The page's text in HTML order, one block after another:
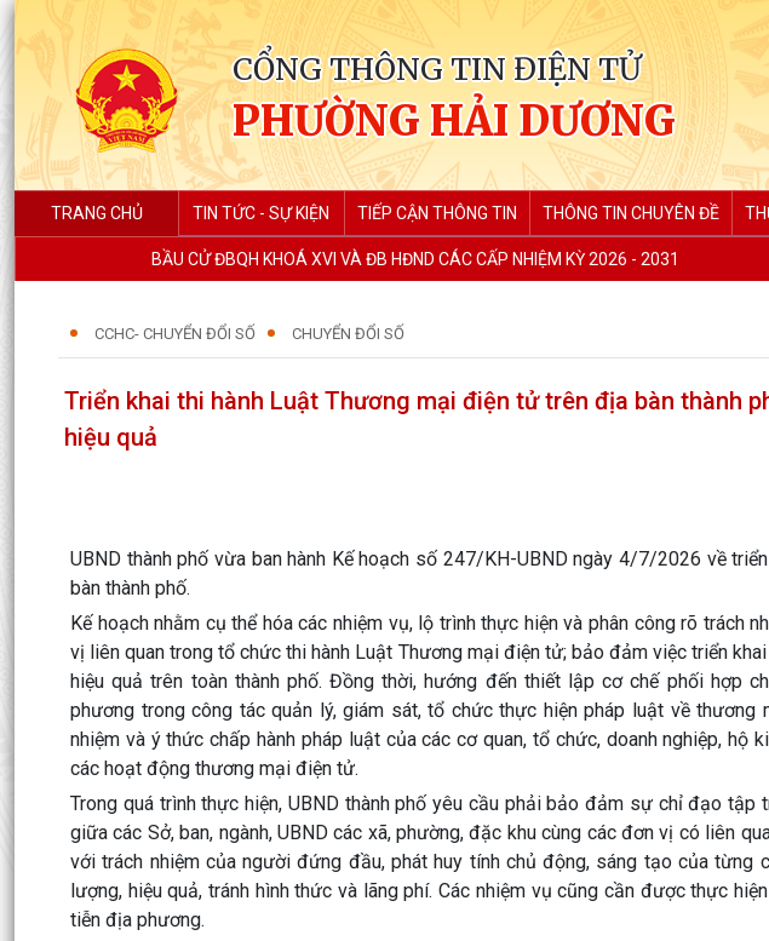
CỔNG THÔNG TIN ĐIỆN TỬ
PHƯỜNG HẢI DƯƠNG
TRANG CHỦ TIN TỨC - SỰ KIỆN TIẾP CẬN THÔNG TIN THÔNG TIN CHUYÊN ĐỀ
BẦU CỬ ĐBQH KHOÁ XVI VÀ ĐB HĐND CÁC CẤP NHIỆM KỲ 2026 - 2031
CCHC- CHUYỂN ĐỔI SỐ CHUYỂN ĐỔI SỐ
Triển khai thi hành Luật Thương mại điện tử trên địa bàn thành
hiệu quả
UBND thành phố vừa ban hành Kế hoạch số 247/KH-UBND ngày 4/7/2026 về
bàn thành phố.
Kế hoạch nhằm cụ thể hóa các nhiệm vụ, lộ trình thực hiện và phân công rõ trách
vị liên quan trong tổ chức thi hành Luật Thương mại điện tử; bảo đảm việc triển
hiệu quả trên toàn thành phố. Đồng thời, hướng đến thiết lập cơ chế phối hợp
phương trong công tác quản lý, giám sát, tổ chức thực hiện pháp luật về thương
nhiệm và ý thức chấp hành pháp luật của các cơ quan, tổ chức, doanh nghiệp, hộ
các hoạt động thương mại điện tử.
Trong quá trình thực hiện, UBND thành phố yêu cầu phải bảo đảm sự chỉ đạo tập
giữa các Sở, ban, ngành, UBND các xã, phường, đặc khu cùng các đơn vị có liên
với trách nhiệm của người đứng đầu, phát huy tính chủ động, sáng tạo của
lượng, hiệu quả, tránh hình thức và lãng phí. Các nhiệm vụ cũng cần được thực
tiễn địa phương.